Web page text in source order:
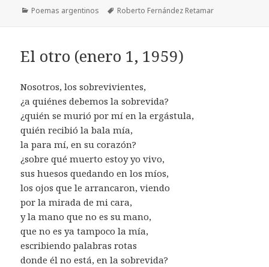
Categorías
Poemas argentinos Etiquetas
Roberto Fernández Retamar
El otro (enero 1, 1959)
Nosotros, los sobrevivientes,
¿a quiénes debemos la sobrevida?
¿quién se murió por mí en la ergástula,
quién recibió la bala mía,
la para mí, en su corazón?
¿sobre qué muerto estoy yo vivo,
sus huesos quedando en los míos,
los ojos que le arrancaron, viendo
por la mirada de mi cara,
y la mano que no es su mano,
que no es ya tampoco la mía,
escribiendo palabras rotas
donde él no está, en la sobrevida?